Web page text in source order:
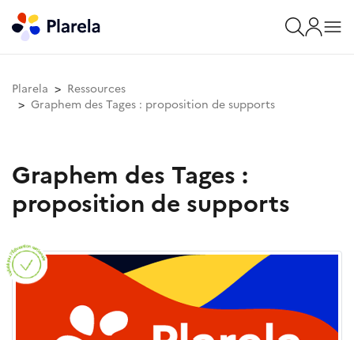
Plarela
Ressources
Graphem des Tages : proposition de supports
Graphem des Tages :
proposition de supports